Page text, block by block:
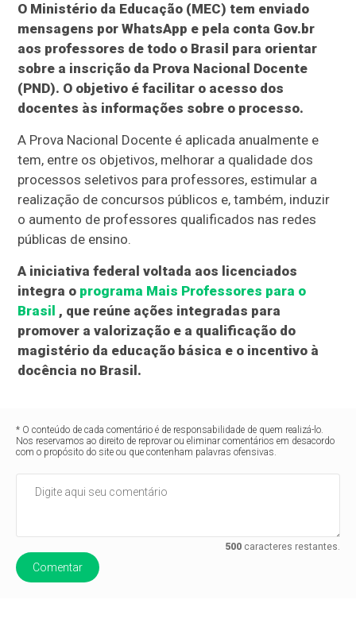
O Ministério da Educação (MEC) tem enviado
mensagens por WhatsApp e pela conta Gov.br
aos professores de todo o Brasil para orientar
sobre a inscrição da Prova Nacional Docente
(PND). O objetivo é facilitar o acesso dos
docentes às informações sobre o processo.
A Prova Nacional Docente é aplicada anualmente e
tem, entre os objetivos, melhorar a qualidade dos
processos seletivos para professores, estimular a
realização de concursos públicos e, também, induzir
o aumento de professores qualificados nas redes
públicas de ensino.
A iniciativa federal voltada aos licenciados
integra o programa Mais Professores para o
Brasil , que reúne ações integradas para
promover a valorização e a qualificação do
magistério da educação básica e o incentivo à
docência no Brasil.
* O conteúdo de cada comentário é de responsabilidade de quem realizá-lo.
Nos reservamos ao direito de reprovar ou eliminar comentários em desacordo
com o propósito do site ou que contenham palavras ofensivas.
500caracteres restantes.
Comentar